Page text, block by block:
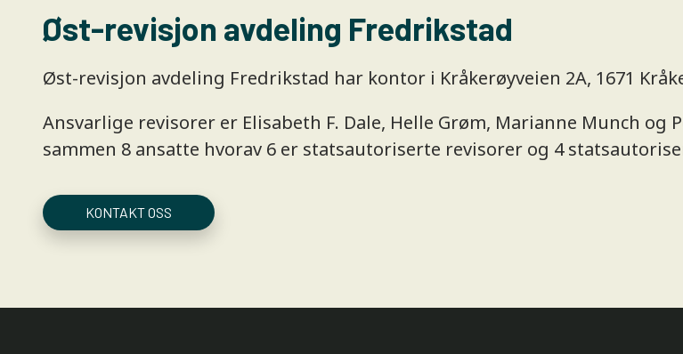
Øst-revisjon avdeling Fredrikstad
Øst-revisjon avdeling Fredrikstad har kontor i Kråkerøyveien 2A, 1671
Ansvarlige revisorer er Elisabeth F. Dale, Helle Grøm, Marianne Munch og
sammen 8 ansatte hvorav 6 er statsautoriserte revisorer og 4
KONTAKT OSS